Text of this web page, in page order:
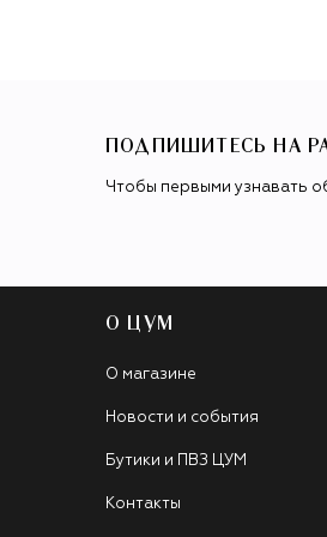
ПОДПИШИТЕСЬ НА
Чтобы первыми узнавать
О ЦУМ
О магазине
Новости и события
Бутики и ПВЗ ЦУМ
Контакты